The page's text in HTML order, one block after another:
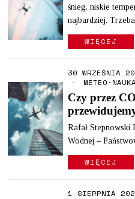
śnieg, niskie
najbardziej.
WIĘCEJ
30 WRZEŚNIA
METEO · NAUKA
Czy przez
Rafał
Wodnej –
WIĘCEJ
1 SIERPNIA